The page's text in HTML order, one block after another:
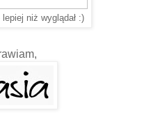
niż wyglądał :)